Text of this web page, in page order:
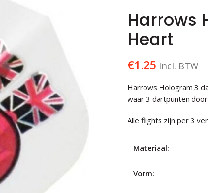
Harrows
Heart
€1.25 Incl. BTW
Harrows Hologram 3
waar 3 dartpunten
Alle flights zijn per 3
Materiaal:
Vorm: